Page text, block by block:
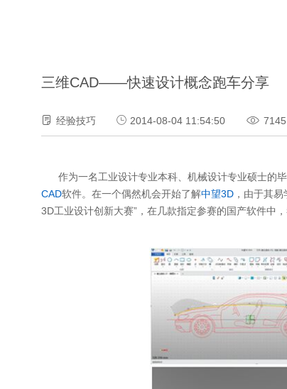
三维CAD——快速设计概念跑车分享
经验技巧 2014-08-04 11:54:50 7145
作为一名工业设计专业本科、机械设计专业硕士的
CAD软件。在一个偶然机会开始了解中望3D ，由于其
3D工业设计创新大赛”，在几款指定参赛的国产软件中